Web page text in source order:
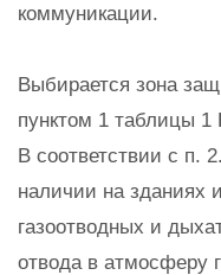
коммуникации.
Выбирается зона
пунктом 1 таблицы 1
В соответствии с п.
наличии на зданиях
газоотводных и
отвода в атмосферу